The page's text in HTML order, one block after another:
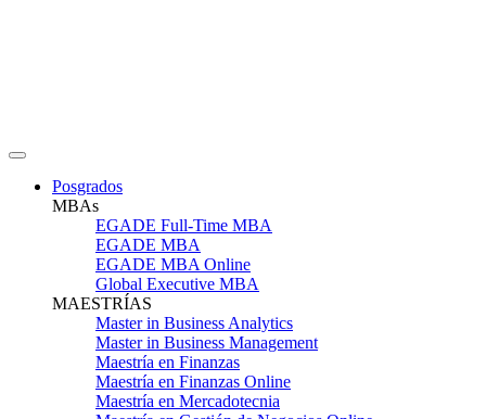
Posgrados
MBAs
EGADE Full-Time MBA
EGADE MBA
EGADE MBA Online
Global Executive MBA
MAESTRÍAS
Master in Business Analytics
Master in Business Management
Maestría en Finanzas
Maestría en Finanzas Online
Maestría en Mercadotecnia